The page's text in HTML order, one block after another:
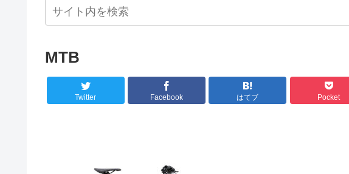
MTB
Twitter Facebook はてブ Pocket